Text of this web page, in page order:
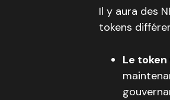
Il y aura des
tokens
Le token